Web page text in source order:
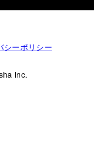
シーポリシー
Inc.